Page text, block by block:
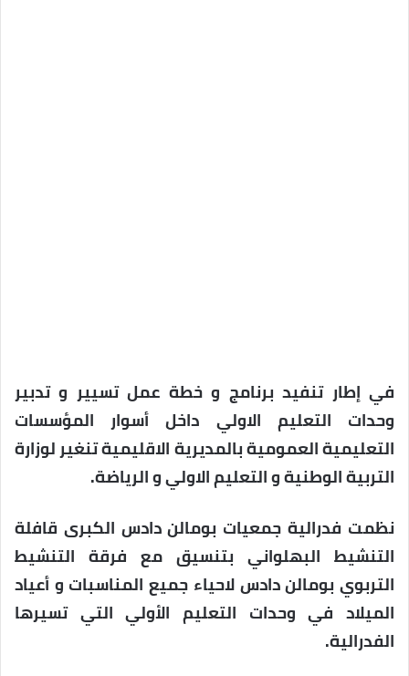
في إطار تنفيد برنامج و خطة عمل تسيير و تدبير
وحدات التعليم الاولي داخل أسوار المؤسسات
التعليمية العمومية بالمديرية الاقليمية تنغير لوزارة
التربية الوطنية و التعليم الاولي و الرياضة.
نظمت فدرالية جمعيات بومالن دادس الكبرى قافلة
التنشيط البهلواني بتنسيق مع فرقة التنشيط
التربوي بومالن دادس لاحياء جميع المناسبات و أعياد
الميلاد في وحدات التعليم الأولي التي تسيرها
الفدرالية.